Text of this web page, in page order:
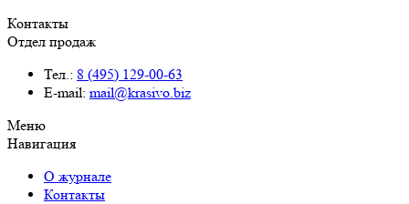
Контакты
Отдел продаж
Тел.: 8 (495) 129-00-63
E-mail: mail@krasivo.biz
Меню
Навигация
О журнале
Контакты